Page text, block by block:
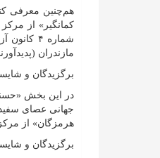
هم‌چنین معرفی
مازندران
برگزیدگان و
در این بخش
جهانی عصای
هرمزگان» از مرکز شماره ۳ کانون بندرعباس (فراگیر) هرمزگان (پدیدآورنده:
برگزیدگان و